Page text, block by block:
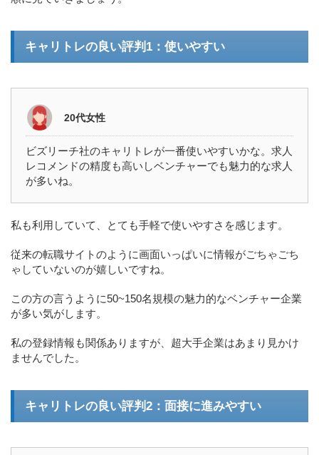
キャリトレの良い評判1：使いやすい
20代女性
ビズリーチ社のキャリトレが一番使いやすいかな。求人
レコメンドの精度も高いしベンチャーでも魅力的な求人
が多いね。
私も利用していて、とても手軽で使いやすさを感じます。
従来の転職サイトのように画面いっぱいに情報がごちゃごち
ゃしていないのが嬉しいですね。
この方の言うように50~150名規模の魅力的なベンチャー企業
が多い気がします。
私の登録情報も関係ありますが、超大手企業はあまり見かけ
ませんでした。
キャリトレの良い評判2：面接に進みやすい